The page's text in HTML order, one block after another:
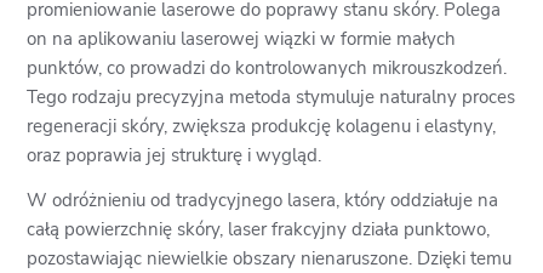
promieniowanie laserowe do poprawy stanu skóry. Polega
on na aplikowaniu laserowej wiązki w formie małych
punktów, co prowadzi do kontrolowanych mikrouszkodzeń.
Tego rodzaju precyzyjna metoda stymuluje naturalny proces
regeneracji skóry, zwiększa produkcję kolagenu i elastyny,
oraz poprawia jej strukturę i wygląd.
W odróżnieniu od tradycyjnego lasera, który oddziałuje na
całą powierzchnię skóry, laser frakcyjny działa punktowo,
pozostawiając niewielkie obszary nienaruszone. Dzięki temu